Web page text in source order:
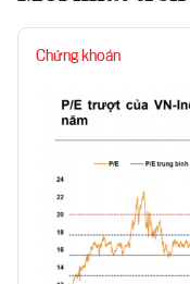
Chứng khoán